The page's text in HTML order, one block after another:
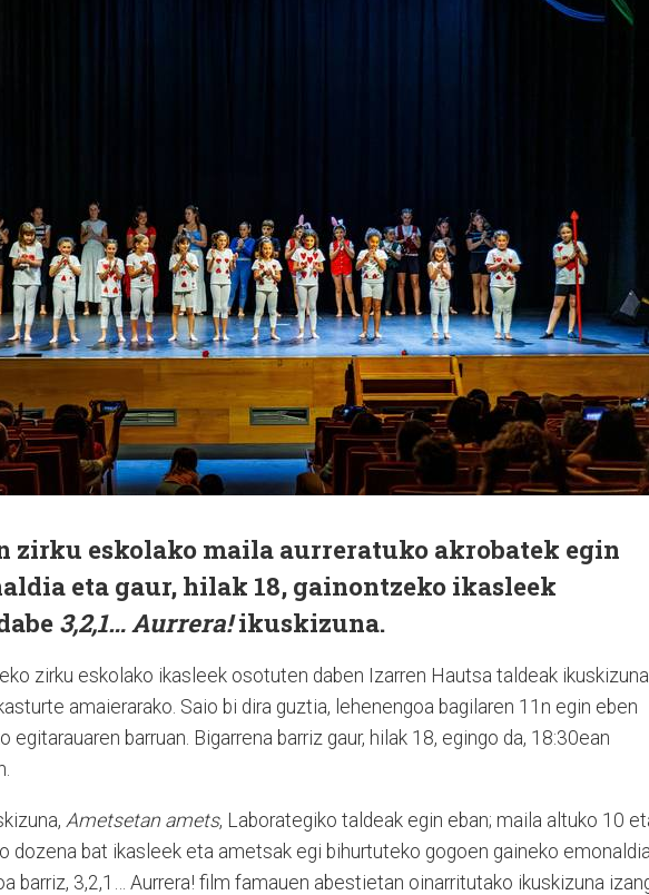
zirku eskolako maila aurreratuko akrobatek egin
eta gaur, hilak 18, gainontzeko ikasleek
3,2,1… Aurrera!ikuskizuna.
zirku eskolako ikasleek osotuten daben Izarren Hautsa taldeak ikuskizuna
amaierarako. Saio bi dira guztia, lehenengoa bagilaren 11n egin eben
egitarauaren barruan. Bigarrena barriz gaur, hilak 18, egingo da, 18:30ean
Ametsetan amets, Laborategiko taldeak egin eban; maila altuko 10
dozena bat ikasleek eta ametsak egi bihurtuteko gogoen gaineko emonaldia
barriz, 3,2,1… Aurrera! film famauen abestietan oinarritutako ikuskizuna